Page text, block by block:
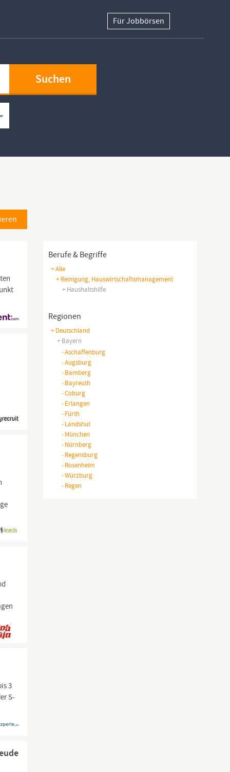
Für Jobbörsen
Berufe & Begriffe
+ Alle
+ Reinigung, Hauswirtschaftsmanagement
+ Haushaltshilfe
Regionen
+ Deutschland
+ Bayern
-Aschaffenburg
-Augsburg
-Bamberg
-Bayreuth
-Coburg
-Erlangen
-Fürth
-Landshut
-München
-Nürnberg
-Regensburg
-Rosenheim
-Würzburg
-Regen
3
S-